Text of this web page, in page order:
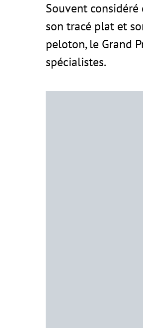
Souvent
son tracé plat et
peloton, le Grand
spécialistes.